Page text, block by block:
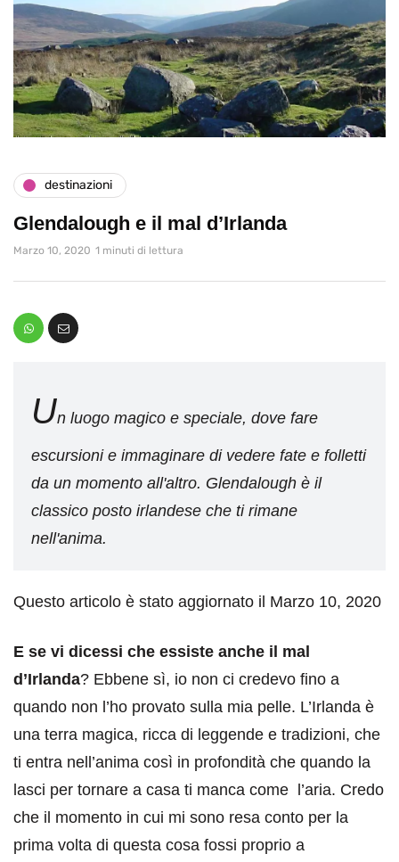
destinazioni
Glendalough e il mal d’Irlanda
Marzo 10, 2020 1 minuti di lettura
Un luogo magico e speciale, dove fare
escursioni e immaginare di vedere fate e folletti
da un momento all'altro. Glendalough è il
classico posto irlandese che ti rimane
nell'anima.
Questo articolo è stato aggiornato il Marzo 10, 2020
E se vi dicessi che essiste anche il mal
d’Irlanda? Ebbene sì, io non ci credevo fino a
quando non l’ho provato sulla mia pelle. L’Irlanda è
una terra magica, ricca di leggende e tradizioni, che
ti entra nell’anima così in profondità che quando la
lasci per tornare a casa ti manca come l’aria. Credo
che il momento in cui mi sono resa conto per la
prima volta di questa cosa fossi proprio a